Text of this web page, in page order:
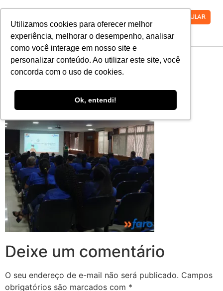
Utilizamos cookies para oferecer melhor
experiência, melhorar o desempenho, analisar
como você interage em nosso site e
personalizar conteúdo. Ao utilizar este site, você
concorda com o uso de cookies.
Ok, entendi!
VESTIBULAR
SIPAT-4-1
Deixe um comentário
O seu endereço de e-mail não será publicado. Campos
obrigatórios são marcados com *